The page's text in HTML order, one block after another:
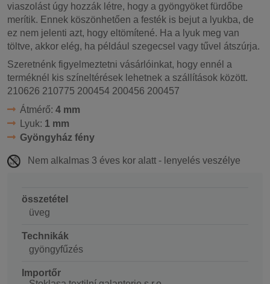
viaszolást úgy hozzák létre, hogy a gyöngyöket fürdőbe
merítik. Ennek köszönhetően a festék is bejut a lyukba, de
ez nem jelenti azt, hogy eltömítené. Ha a lyuk meg van
töltve, akkor elég, ha például szegecsel vagy tűvel átszúrja.
Szeretnénk figyelmeztetni vásárlóinkat, hogy ennél a
terméknél kis színeltérések lehetnek a szállítások között.
210626 210775 200454 200456 200457
Átmérő: 4 mm
Lyuk: 1 mm
Gyöngyház fény
Nem alkalmas 3 éves kor alatt - lenyelés veszélye
összetétel
üveg
Technikák
gyöngyfűzés
Importőr